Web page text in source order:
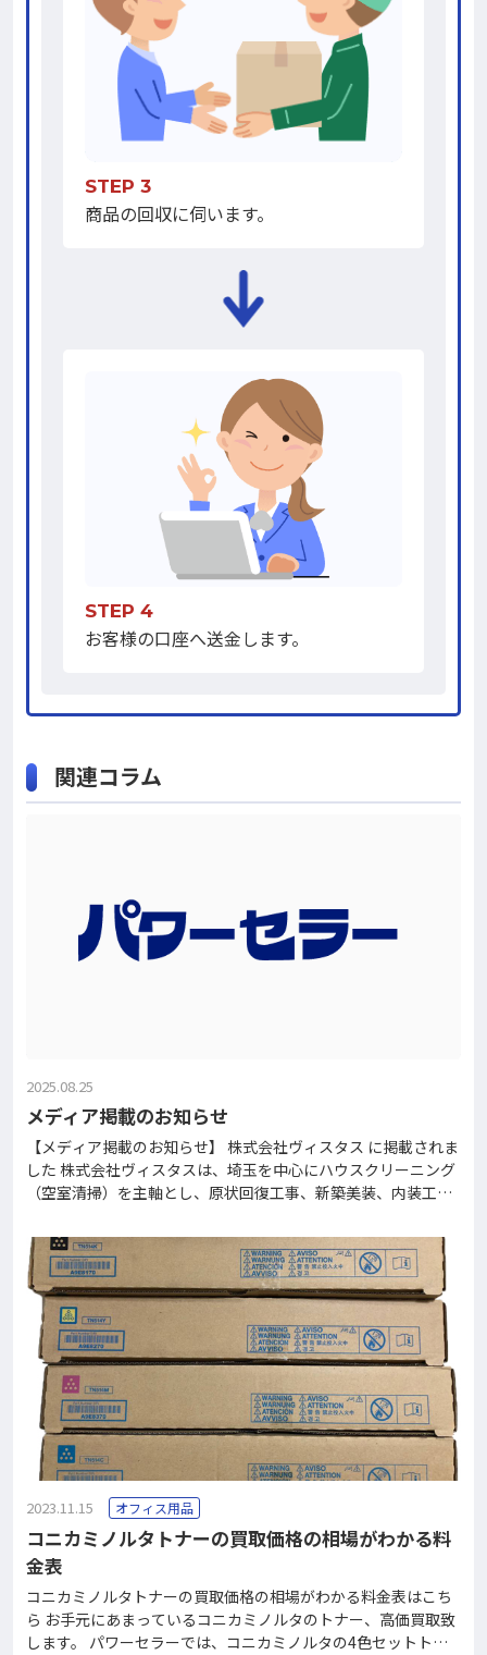
STEP 3
商品の回収に伺います。
STEP 4
お客様の口座へ送金します。
関連コラム
2025.08.25
メディア掲載のお知らせ
【メディア掲載のお知らせ】 株式会社ヴィスタス に掲載されま
した 株式会社ヴィスタスは、埼玉を中心にハウスクリーニング
（空室清掃）を主軸とし、原状回復工事、新築美装、内装工
す。「ハウスクリーニング浦和」を運営。中古マンションの入
居前ハウスクリーニングの必要性を徹底解説 - さいたま市浦和
のエアコンクリーニングはハウスクリーニング専門の株式会社
ヴィスタスへ にてパワーセラーが紹介されました。 『東京』
『埼玉』のエアコン・ドラム式洗濯機クリーニングならハウス
クリーンメンテナンス に掲載されました 株式会社ハウスクリー
ンメンテナンス（さいたま市）は、エアコン・洗濯機の完全分
解クリーニングを専門とする業者。2016年創業で埼玉・東京を
中心に対応し、年間5,000台超の実績。同業者向け講習も行う。
【文京区 エアコンクリー
2023.11.15 オフィス用品
コニカミノルタトナーの買取価格の相場がわかる料
金表
コニカミノルタトナーの買取価格の相場がわかる料金表はこち
ら お手元にあまっているコニカミノルタのトナー、高価買取致
します。 パワーセラーでは、コニカミノルタの4色セットトナ